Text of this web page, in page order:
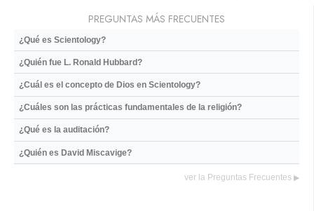
PREGUNTAS MÁS FRECUENTES
¿Qué es Scientology?
¿Quién fue L. Ronald Hubbard?
¿Cuál es el concepto de Dios en Scientology?
¿Cuáles son las prácticas fundamentales de la religión?
¿Qué es la auditación?
¿Quién es David Miscavige?
ver la Preguntas Frecuentes ▶